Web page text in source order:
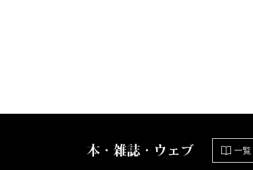
本・雑誌・ウェブ 一覧